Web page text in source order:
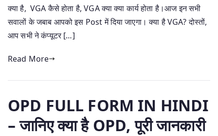
क्या है, VGA कैसे होता है, VGA क्या क्या कार्य होता है।आज इन सभी
सवालों के जबाब आपको इस Post में दिया जाएगा। क्या है VGA? दोस्तों,
आप सभी ने कंप्यूटर […]
Read More
OPD FULL FORM IN HINDI
– जानिए क्या है OPD, पूरी जानकारी